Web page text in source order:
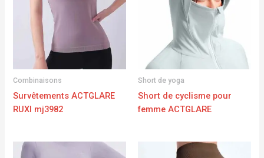
Combinaisons
Survêtements ACTGLARE
RUXI mj3982
Short de yoga
Short de cyclisme pour
femme ACTGLARE